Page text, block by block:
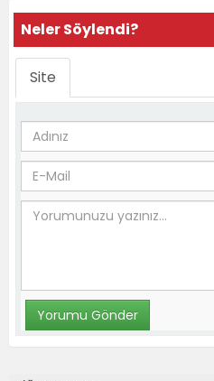
Neler Söylendi?
Site